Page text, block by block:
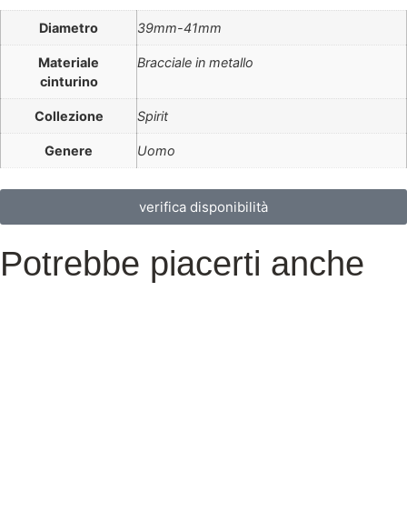
Diametro 39mm-41mm
Materiale
cinturino
Bracciale in metallo
Collezione Spirit
Genere Uomo
verifica disponibilità
Potrebbe piacerti anche